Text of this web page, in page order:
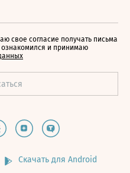
свое согласие получать письма
и принимаю
Скачать для Android